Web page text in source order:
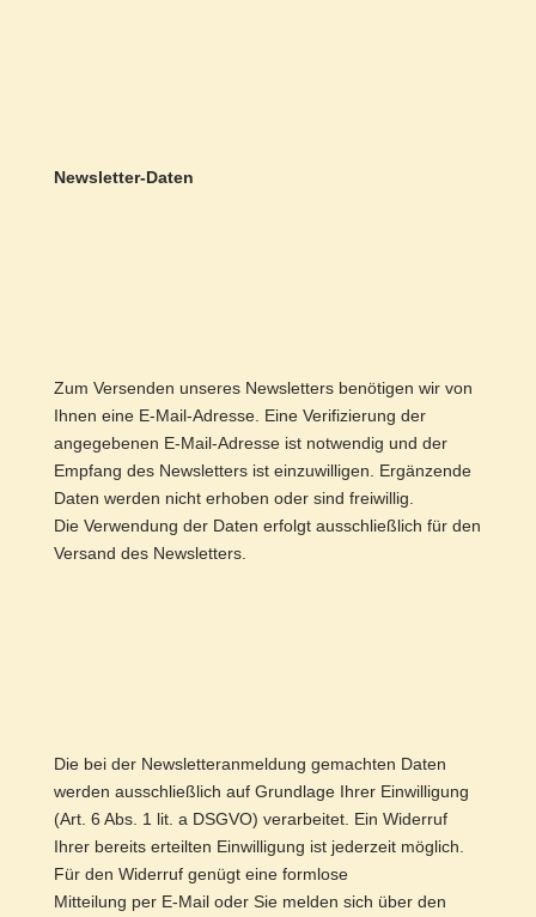
Newsletter-Daten
Zum Versenden unseres Newsletters benötigen wir von
Ihnen eine E-Mail-Adresse. Eine Verifizierung der
angegebenen E-Mail-Adresse ist notwendig und der
Empfang des Newsletters ist einzuwilligen. Ergänzende
Daten werden nicht erhoben oder sind freiwillig.
Die Verwendung der Daten erfolgt ausschließlich für den
Versand des Newsletters.
Die bei der Newsletteranmeldung gemachten Daten
werden ausschließlich auf Grundlage Ihrer Einwilligung
(Art. 6 Abs. 1 lit. a DSGVO) verarbeitet. Ein Widerruf
Ihrer bereits erteilten Einwilligung ist jederzeit möglich.
Für den Widerruf genügt eine formlose
Mitteilung per E-Mail oder Sie melden sich über den